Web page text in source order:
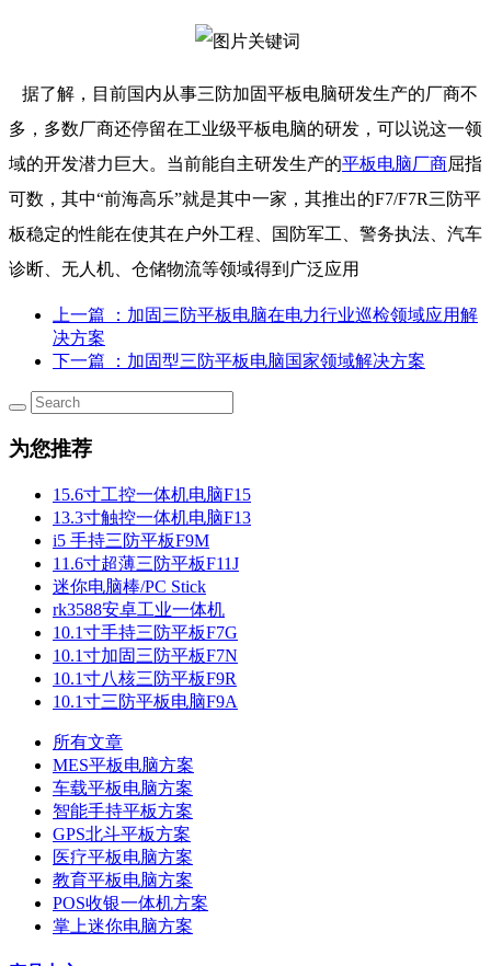
据了解，目前国内从事三防加固平板电脑研发生产的厂商不
多，多数厂商还停留在工业级平板电脑的研发，可以说这一领
域的开发潜力巨大。当前能自主研发生产的平板电脑厂商屈指
可数，其中“前海高乐”就是其中一家，其推出的F7/F7R三防平
板稳定的性能在使其在户外工程、国防军工、警务执法、汽车
诊断、无人机、仓储物流等领域得到广泛应用
上一篇
：加固三防平板电脑在电力行业巡检领域应用解
决方案
下一篇
：加固型三防平板电脑国家领域解决方案
为您推荐
15.6寸工控一体机电脑F15
13.3寸触控一体机电脑F13
i5 手持三防平板F9M
11.6寸超薄三防平板F11J
迷你电脑棒/PC Stick
rk3588安卓工业一体机
10.1寸手持三防平板F7G
10.1寸加固三防平板F7N
10.1寸八核三防平板F9R
10.1寸三防平板电脑F9A
所有文章
MES平板电脑方案
车载平板电脑方案
智能手持平板方案
GPS北斗平板方案
医疗平板电脑方案
教育平板电脑方案
POS收银一体机方案
掌上迷你电脑方案